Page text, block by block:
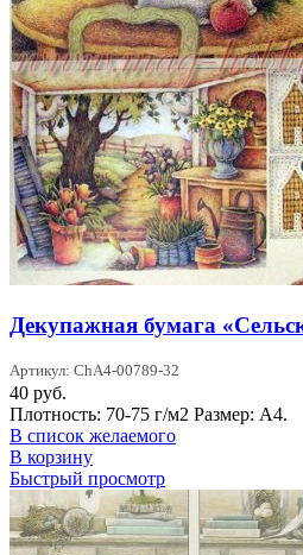
Декупажная бумага
Артикул: ChA4-00789-32
40 руб.
Плотность: 70-75 г/м2 Размер: А4.
В список желаемого
В корзину
Быстрый просмотр